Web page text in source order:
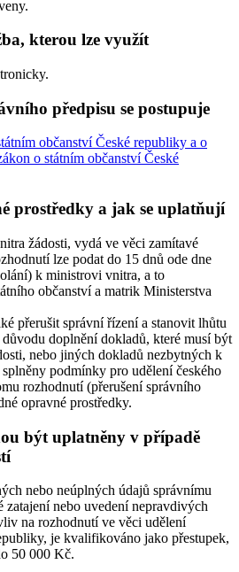
kterou lze využít
předpisu se postupuje
občanství České republiky a o
o státním občanství České
prostředky a jak se uplatňují
žádosti, vydá ve věci zamítavé
lze podat do 15 dnů ode dne
k ministrovi vnitra, a to
občanství a matrik Ministerstva
přerušit správní řízení a stanovit lhůtu
doplnění dokladů, které musí být
nebo jiných dokladů nezbytných k
podmínky pro udělení českého
rozhodnutí (přerušení správního
opravné prostředky.
být uplatněny v případě
nebo neúplných údajů správnímu
zatajení nebo uvedení nepravdivých
na rozhodnutí ve věci udělení
je kvalifikováno jako přestupek,
50 000 Kč.